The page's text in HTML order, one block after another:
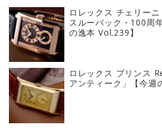
ロレックス チェリー
スルーバック・100周
の逸本 Vol.239】
ロレックス プリンス
アンティーク」【今週